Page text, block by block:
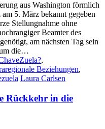
aus Washington förmlich
5. März bekannt gegeben
Stellungnahme ohne
Beamter des
am nächsten Tag sein
um die…
,
Beziehungen,
Laura Carlsen
Rückkehr in die